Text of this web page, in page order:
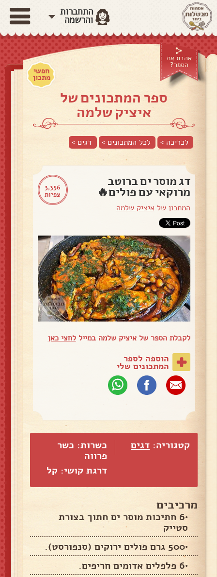
התחברות
והרשמה
אהבת את
הספר?
חפשי
מתכון
ספר המתכונים של
איציק שלמה
לכריכה > לכל המתכונים > דגים>
3,356
צפיות
דג מוסר ים ברוטב
מרוקאי עם פולים🔥
המתכון של איציק שלמה
לקבלת הספר של איציק שלמה במייללחצי כאן
הוספה לספר
המתכונים שלי
קטגוריה: דגים
כשרות: כשר
פרווה
דרגת קושי: קל
מרכיבים
•6 חתיכות מוסר ים חתוך בצורת
סטייק
•500 גרם פולים ירוקים (סנפורסט).
•6 פלפלים אדומים חריפים.